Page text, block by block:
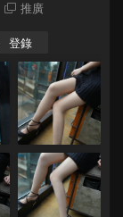
推廣
登錄